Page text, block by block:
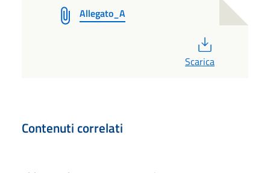
Allegato_A
Scarica
Contenuti correlati